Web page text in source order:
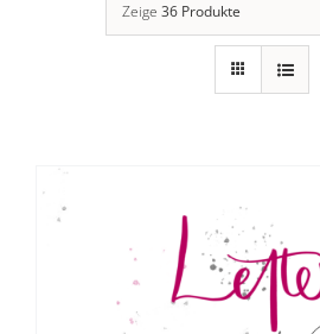
Zeige 36 Produkte